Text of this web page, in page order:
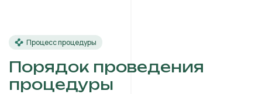
Процесс процедуры
Порядок проведения
процедуры